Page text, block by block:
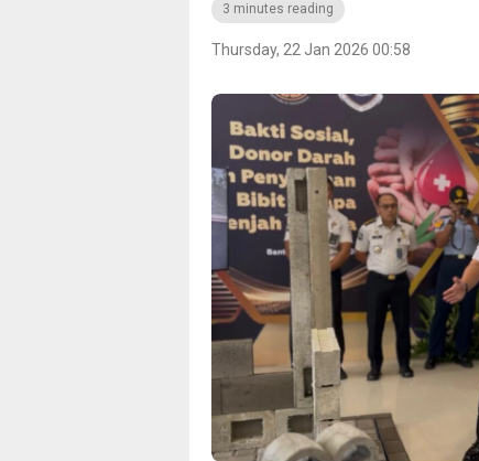
3 minutes reading
Thursday, 22 Jan 2026 00:58